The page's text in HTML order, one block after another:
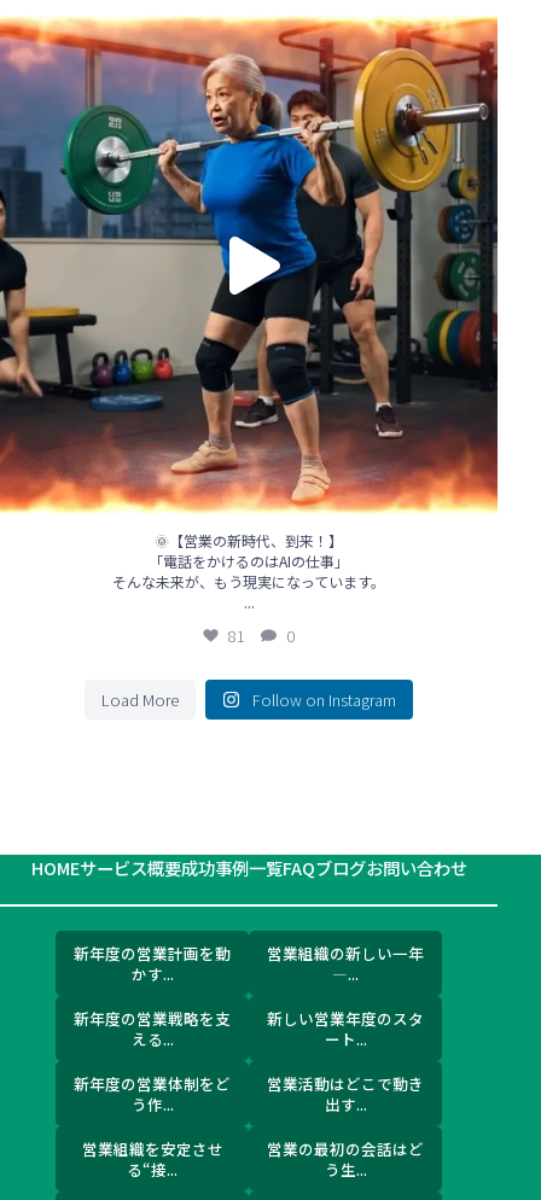
🌞【営業の新時代、到来！】
「電話をかけるのはAIの仕事」...
81 0
🌞【営業の新時代、到来！】
「電話をかけるのはAIの仕事」
そんな未来が、もう現実になっています。
...
81 0
Load More Follow on Instagram
HOMEサービス概要成功事例一覧FAQブログお問い合わせ
新年度の営業計画を動
かす...
営業組織の新しい一年
―...
新年度の営業戦略を支
える...
新しい営業年度のスタ
ート...
新年度の営業体制をど
う作...
営業活動はどこで動き
出す...
営業組織を安定させ
る“接...
営業の最初の会話はど
う生...